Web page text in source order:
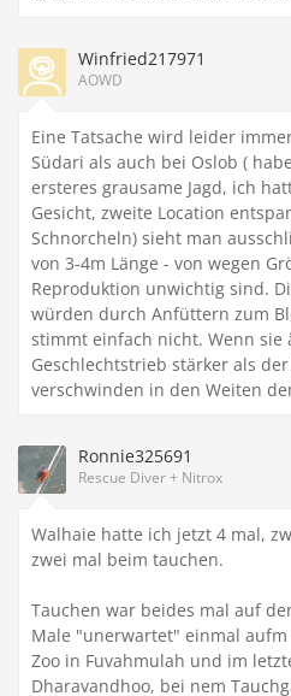
Winfried217971
AOWD
Eine Tatsache wird leider
Südari als auch bei Oslob (
ersteres grausame Jagd, ich
Gesicht, zweite Location
Schnorcheln) sieht man
von 3-4m Länge - von wegen
Reproduktion unwichtig sind.
würden durch Anfüttern zum
stimmt einfach nicht. Wenn
Geschlechtstrieb stärker als
verschwinden in den Weiten
Ronnie325691
Rescue Diver + Nitrox
Walhaie hatte ich jetzt 4 mal,
zwei mal beim tauchen.
Tauchen war beides mal auf
Male "unerwartet" einmal
Zoo in Fuvahmulah und im
Dharavandhoo, bei nem